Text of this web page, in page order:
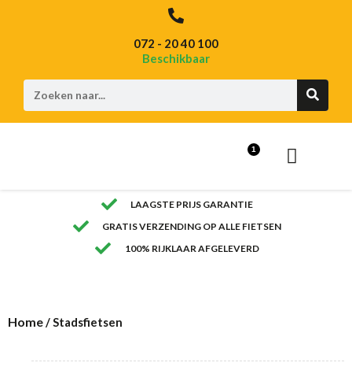
072 - 20 40 100
Beschikbaar
1
LAAGSTE PRIJS GARANTIE
GRATIS VERZENDING OP ALLE FIETSEN
100% RIJKLAAR AFGELEVERD
Home/ Stadsfietsen